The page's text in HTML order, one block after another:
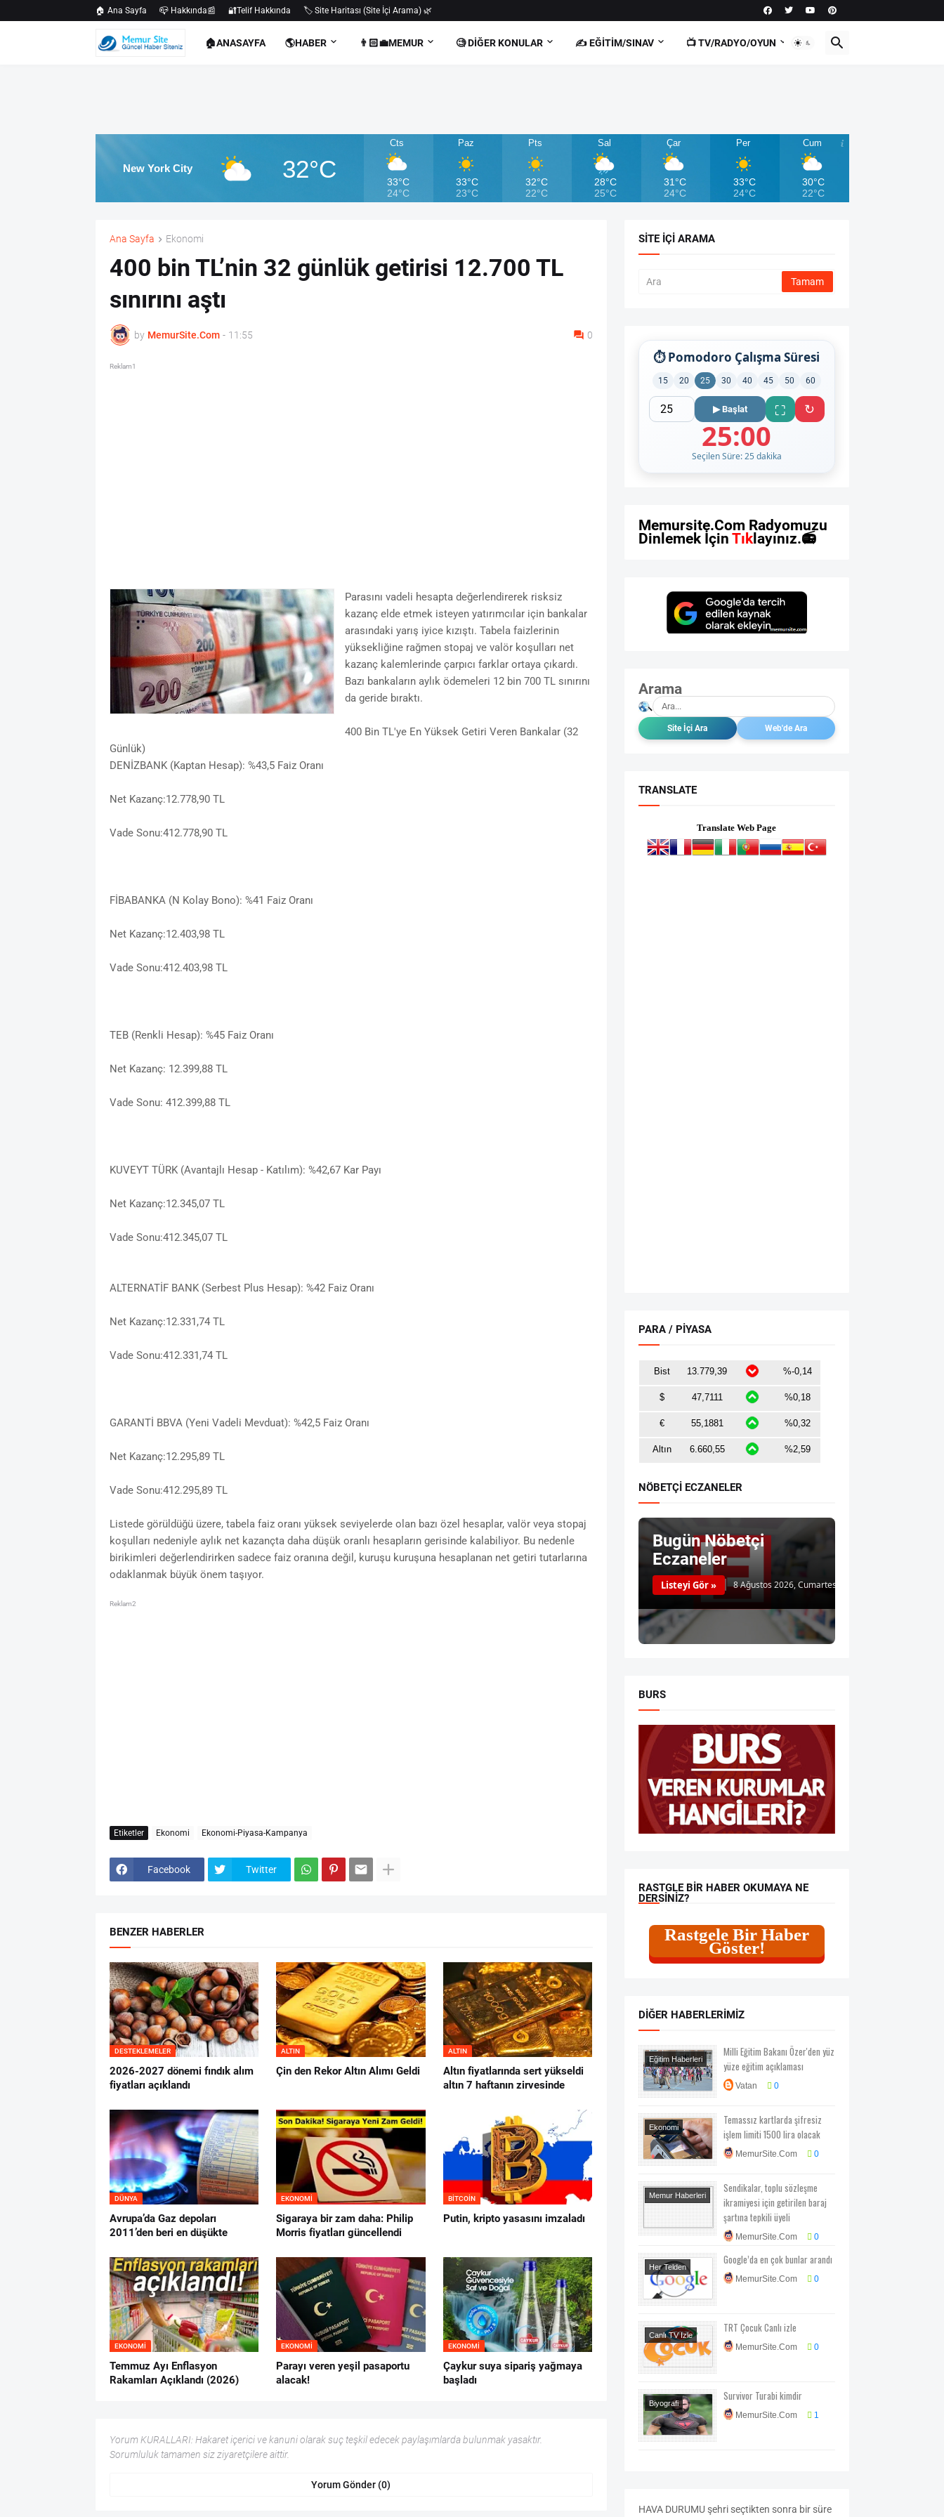
🏠 Ana Sayfa 📪 Hakkında📰 🔐Telif Hakkında 🏷️ Site Haritası (Site İçi Arama) 🌿
🏠ANASAYFA 🌎HABER 👨🏻‍💼MEMUR 🧐 DIĞER KONULAR ✍️ EĞITIM/SINAV 📺 TV/RADYO/OYUN
New York City 32°C
Cts
33°C
24°C
Paz
33°C
23°C
Pts
32°C
22°C
Sal
28°C
25°C
Çar
31°C
24°C
Per
33°C
24°C
Cum
30°C
22°C
Ana Sayfa Ekonomi
400 bin TL’nin 32 günlük getirisi 12.700 TL
sınırını aştı
by MemurSite.Com - 11:55 0
Reklam1
Parasını vadeli hesapta değerlendirerek risksiz
kazanç elde etmek isteyen yatırımcılar için bankalar
arasındaki yarış iyice kızıştı. Tabela faizlerinin
yüksekliğine rağmen stopaj ve valör koşulları net
kazanç kalemlerinde çarpıcı farklar ortaya çıkardı.
Bazı bankaların aylık ödemeleri 12 bin 700 TL sınırını
da geride bıraktı.
400 Bin TL'ye En Yüksek Getiri Veren Bankalar (32
Günlük)
DENİZBANK (Kaptan Hesap): %43,5 Faiz Oranı
Net Kazanç:12.778,90 TL
Vade Sonu:412.778,90 TL
FİBABANKA (N Kolay Bono): %41 Faiz Oranı
Net Kazanç:12.403,98 TL
Vade Sonu:412.403,98 TL
TEB (Renkli Hesap): %45 Faiz Oranı
Net Kazanç: 12.399,88 TL
Vade Sonu: 412.399,88 TL
KUVEYT TÜRK (Avantajlı Hesap - Katılım): %42,67 Kar Payı
Net Kazanç:12.345,07 TL
Vade Sonu:412.345,07 TL
ALTERNATİF BANK (Serbest Plus Hesap): %42 Faiz Oranı
Net Kazanç:12.331,74 TL
Vade Sonu:412.331,74 TL
GARANTİ BBVA (Yeni Vadeli Mevduat): %42,5 Faiz Oranı
Net Kazanç:12.295,89 TL
Vade Sonu:412.295,89 TL
Listede görüldüğü üzere, tabela faiz oranı yüksek seviyelerde olan bazı özel hesaplar, valör veya stopaj
koşulları nedeniyle aylık net kazançta daha düşük oranlı hesapların gerisinde kalabiliyor. Bu nedenle
birikimleri değerlendirirken sadece faiz oranına değil, kuruşu kuruşuna hesaplanan net getiri tutarlarına
odaklanmak büyük önem taşıyor.
Reklam2
Etiketler Ekonomi Ekonomi-Piyasa-Kampanya
Facebook Twitter
BENZER HABERLER
DESTEKLEMELER
2026-2027 dönemi fındık alım
fiyatları açıklandı
ALTIN
Çin den Rekor Altın Alımı Geldi
ALTIN
Altın fiyatlarında sert yükseldi
altın 7 haftanın zirvesinde
DÜNYA
Avrupa’da Gaz depoları
2011’den beri en düşükte
EKONOMI
Sigaraya bir zam daha: Philip
Morris fiyatları güncellendi
BITCOIN
Putin, kripto yasasını imzaladı
EKONOMI
Temmuz Ayı Enflasyon
Rakamları Açıklandı (2026)
EKONOMI
Parayı veren yeşil pasaportu
alacak!
EKONOMI
Çaykur suya sipariş yağmaya
başladı
Yorum KURALLARI: Hakaret içerici ve kanuni olarak suç teşkil edecek paylaşımlarda bulunmak yasaktır.
Sorumluluk tamamen siz ziyaretçilere aittir.
Yorum Gönder (0)
SITE İÇI ARAMA
⏱ Pomodoro Çalışma Süresi
15 20 25 30 40 45 50 60
▶ Başlat ⛶ ↻
25:00
Seçilen Süre: 25 dakika
Memursite.Com Radyomuzu
Din emek İçin Tı kl ayınız.
Arama
TRANSLATE
Translate Web Page
PARA / PİYASA
NÖBETÇİ ECZANELER
Bugün Nöbetçi
Eczaneler
Listeyi Gör » 8 Ağustos 2026, Cumartesi
BURS
RASTGLE BIR HABER OKUMAYA NE
DERSINIZ?
Rastgele Bir Haber
Göster!
DIĞER HABERLERIMIZ
Eğitim Haberleri
Milli Eğitim Bakanı Özer'den yüz
yüze eğitim açıklaması
Vatan 0
Ekonomi
Ekonomi-Piyasa-
Kampanya
Temassız kartlarda şifresiz
işlem limiti 1500 lira olacak
MemurSite.Com 0
Memur Haberleri
Memur
Mevzuatları
Sendikalar, toplu sözleşme
ikramiyesi için getirilen baraj
şartına tepkili üyeli
MemurSite.Com 0
Her Telden
Sosyal Medya
Google’da en çok bunlar arandı
MemurSite.Com 0
Canlı TV Izle
TRT Çocuk Canlı izle
MemurSite.Com 0
Biyografi
Survivor
Survivor Turabi kimdir
MemurSite.Com 1
HAVA DURUMUşehri seçtikten sonra bir süre